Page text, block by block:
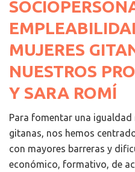
MUJERES
NUESTROS
Y SARA ROMÍ
Para fomentar una igualdad
gitanas, nos hemos
con mayores barreras y
económico, formativo, de